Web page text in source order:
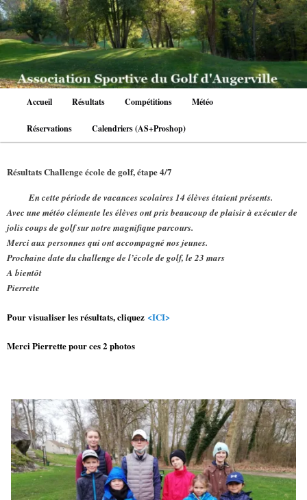
Aller
au
contenu
principal
Accueil Résultats Compétitions Météo
Réservations Calendriers (AS+Proshop)
Résultats Challenge école de golf, étape 4/7
En cette période de vacances scolaires 14 élèves étaient présents.
Avec une météo clémente les élèves ont pris beaucoup de plaisir à exécuter de
jolis coups de golf sur notre magnifique parcours.
Merci aux personnes qui ont accompagné nos jeunes.
Prochaine date du challenge de l’école de golf, le 23 mars
A bientôt
Pierrette
Pour visualiser les résultats, cliquez <ICI>
Merci Pierrette pour ces 2 photos